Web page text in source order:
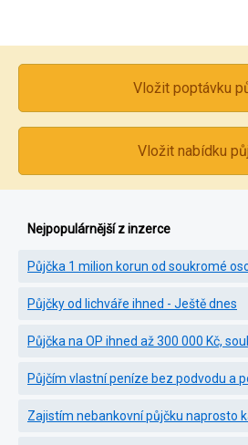
Vložit poptávku
Vložit nabídku
Nejpopulárnější z inzerce
Půjčka 1 milion korun od soukromé
Půjčky od lichváře ihned - Ještě dnes
Půjčka na OP ihned až 300 000 Kč,
Půjčím vlastní peníze bez podvodu a
Zajistím nebankovní půjčku naprosto